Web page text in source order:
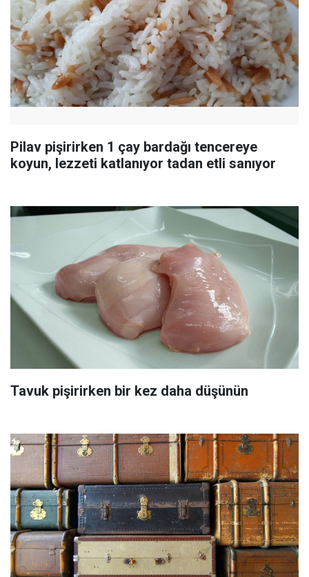
Pilav pişirirken 1 çay bardağı tencereye
koyun, lezzeti katlanıyor tadan etli sanıyor
Tavuk pişirirken bir kez daha düşünün